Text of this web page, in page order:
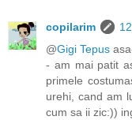
copilarim
@Gigi Tepus
- am mai patit
primele
urehi, cand am
cum sa ii zic:))